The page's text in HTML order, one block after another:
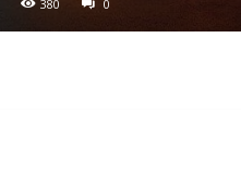
380 0